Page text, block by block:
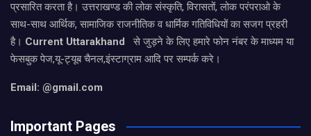
प्रसारित करता है। उत्तराखण्ड की लोक संस्कृति, विरासतों, लोक परंपराओ के
साथ-साथ आर्थिक, सामाजिक राजनीतिक व धार्मिक गतिविधियों का सजग प्रहरी
है। Current Uttarakhand
से जुड़ने के लिए हमारे फोन नंबर के माध्यम या
फेसबुक पेज,यू-ट्यूब चैनल,इंस्टाग्राम आदि पर सम्पर्क करे।
Email: @gmail.com
Important Pages